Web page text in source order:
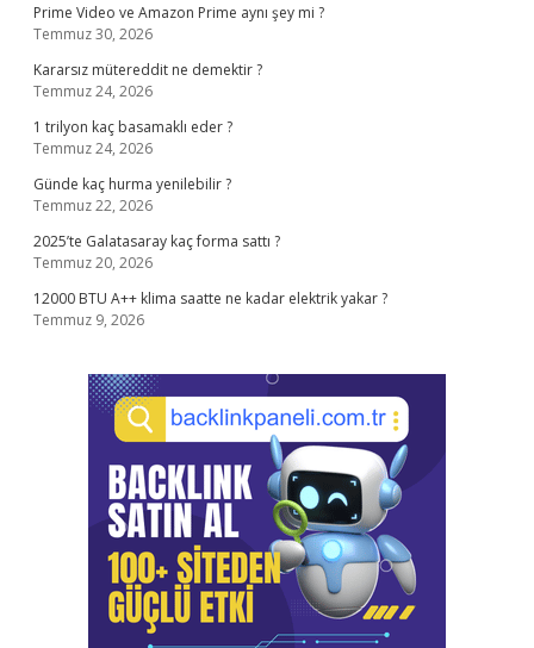
Prime Video ve Amazon Prime aynı şey mi ?
Temmuz 30, 2026
Kararsız mütereddit ne demektir ?
Temmuz 24, 2026
1 trilyon kaç basamaklı eder ?
Temmuz 24, 2026
Günde kaç hurma yenilebilir ?
Temmuz 22, 2026
2025’te Galatasaray kaç forma sattı ?
Temmuz 20, 2026
12000 BTU A++ klima saatte ne kadar elektrik yakar ?
Temmuz 9, 2026